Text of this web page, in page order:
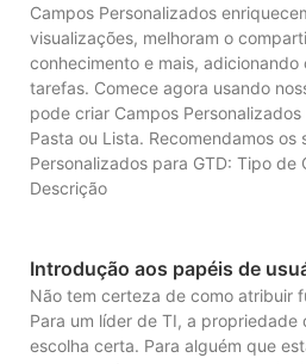
Campos Personalizados
visualizações, melhoram o
conhecimento e mais,
tarefas. Comece agora usando
pode criar Campos
Pasta ou Lista. Recomendamos os
Personalizados para GTD: Tipo de
Descrição
Introdução aos papéis de
Não tem certeza de como atribuir
Para um líder de TI, a propriedade
escolha certa. Para alguém que